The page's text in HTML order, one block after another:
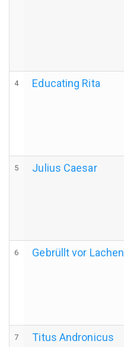
4 Educating Rita
5 Julius Caesar
6 Gebrüllt vor Lachen
7 Titus Andronicus